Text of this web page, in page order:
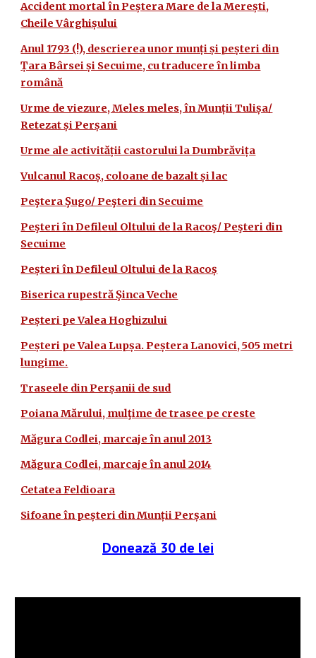
Accident mortal în Peștera Mare de la Merești,
Cheile Vârghișului
Anul 1793 (!), descrierea unor munți și peșteri din
Țara Bârsei și Secuime, cu traducere în limba
română
Urme de viezure, Meles meles, în Munții Tulișa/
Retezat și Perșani
Urme ale activității castorului la Dumbrăvița
Vulcanul Racoș, coloane de bazalt și lac
Peştera Şugo/ Peşteri din Secuime
Peşteri în Defileul Oltului de la Racoş/ Peşteri din
Secuime
Peșteri în Defileul Oltului de la Racoș
Biserica rupestră Şinca Veche
Peșteri pe Valea Hoghizului
Peșteri pe Valea Lupșa. Peștera Lanovici, 505 metri
lungime.
Traseele din Perșanii de sud
Poiana Mărului, mulţime de trasee pe creste
Măgura Codlei, marcaje în anul 2013
Măgura Codlei, marcaje în anul 2014
Cetatea Feldioara
Sifoane în peșteri din Munții Perșani
Donează 30 de lei